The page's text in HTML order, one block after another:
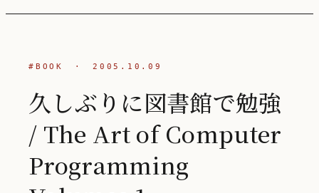
#BOOK · 2005.10.09
久しぶりに図書館で勉強
/ The Art of Computer
Programming